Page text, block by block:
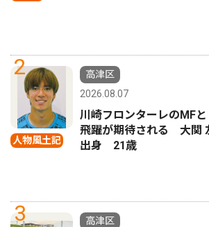
2
人物風土記
高津区
2026.08.07
川崎フロンターレのMF
飛躍が期待される 大関
出身 21歳
3
高津区